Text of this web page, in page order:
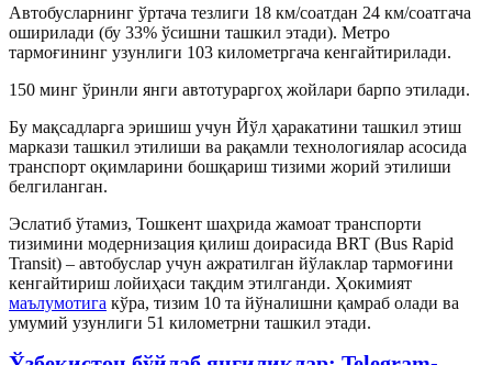
Автобусларнинг ўртача тезлиги 18 км/соатдан 24 км/соатгача
оширилади (бу 33% ўсишни ташкил этади). Метро
тармоғининг узунлиги 103 километргача кенгайтирилади.
150 минг ўринли янги автотураргоҳ жойлари барпо этилади.
Бу мақсадларга эришиш учун Йўл ҳаракатини ташкил этиш
маркази ташкил этилиши ва рақамли технологиялар асосида
транспорт оқимларини бошқариш тизими жорий этилиши
белгиланган.
Эслатиб ўтамиз, Тошкент шаҳрида жамоат транспорти
тизимини модернизация қилиш доирасида BRT (Bus Rapid
Transit) – автобуслар учун ажратилган йўлаклар тармоғини
кенгайтириш лойиҳаси тақдим этилганди. Ҳокимият
маълумотига кўра, тизим 10 та йўналишни қамраб олади ва
умумий узунлиги 51 километрни ташкил этади.